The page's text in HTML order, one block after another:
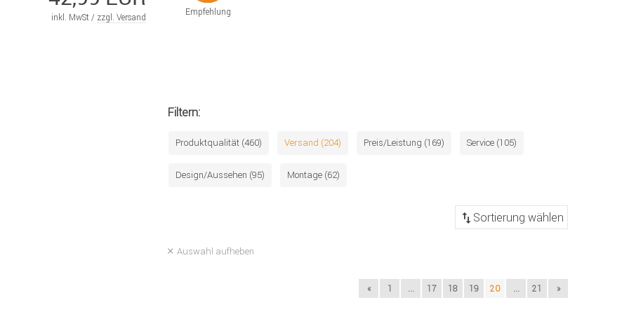
inkl. MwSt / zzgl. Versand
Empfehlung
Filtern:
Produktqualität (460) Versand (204) Preis/Leistung (169) Service (105)
Design/Aussehen (95) Montage (62)
Auswahl aufheben
« 1 ... 17 18 19 20 ... 21 »